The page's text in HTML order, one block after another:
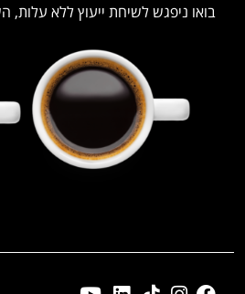
בואו ניפגש לשיחת ייעוץ ללא עלות,